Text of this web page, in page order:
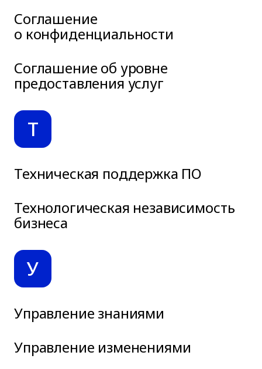
Соглашение
о конфиденциальности
Соглашение об уровне
предоставления услуг
Т
Техническая поддержка ПО
Технологическая независимость
бизнеса
У
Управление знаниями
Управление изменениями